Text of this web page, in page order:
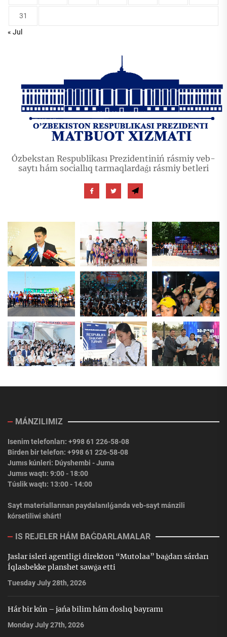
31
« Jul
Ózbekstan Respublikası Prezidentiniń rásmiy veb-
saytı hám sociallıq tarmaqlardaǵı rásmiy betleri
MÁNZILIMIZ
Isenim telefonları: +998 61 226-58-08
Birden bir telefon: +998 61 226-58-08
Jumıs kúnleri: Dúyshembi - Juma
Jumıs waqtı: 9:00 - 18:00
Túslik waqtı: 13:00 - 14:00
Sayt materiallarınan paydalanılǵanda veb-sayt mánzili
kórsetiliwi shárt!
IS REJELER HÁM BAǴDARLAMALAR
Jaslar isleri agentligi direktorı “Mutolaa” baǵdarı sárdarı
Íqlasbekke planshet sawǵa etti
Tuesday July 28th, 2026
Hár bir kún – jańa bilim hám doslıq bayramı
Monday July 27th, 2026